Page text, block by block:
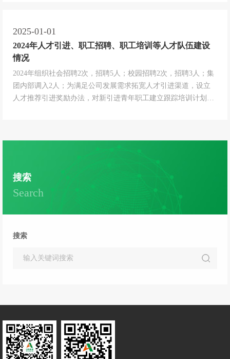
2025-01-01
2024年人才引进、职工招聘、职工培训等人才队伍建设
情况
2024年组织社会招聘2次，招聘5人；校园招聘2次，招聘3人；集
团内部调入2人；为满足公司发展需求拓宽人才引进渠道，设立
人才推荐引进奖励办法，对新引进青年职工建立跟踪培训计划，
搜索
Search
搜索